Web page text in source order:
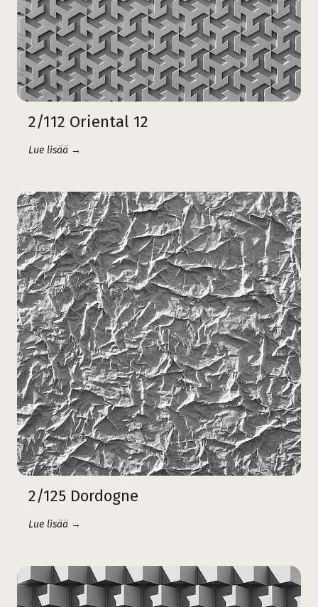
2/112 Oriental 12
Lue lisää →
2/125 Dordogne
Lue lisää →